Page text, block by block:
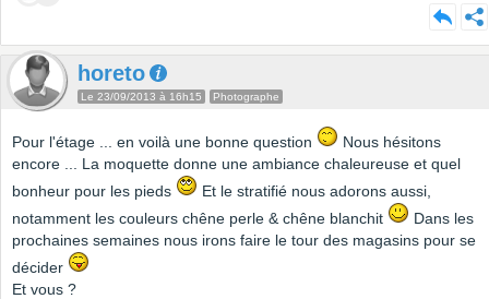
horeto
Le 23/09/2013 à 16h15 Photographe
Pour l'étage ... en voilà une bonne question
Nous hésitons
encore ... La moquette donne une ambiance chaleureuse et quel
bonheur pour les pieds
Et le stratifié nous adorons aussi,
notamment les couleurs chêne perle & chêne blanchit
Dans les
prochaines semaines nous irons faire le tour des magasins pour se
décider
Et vous ?